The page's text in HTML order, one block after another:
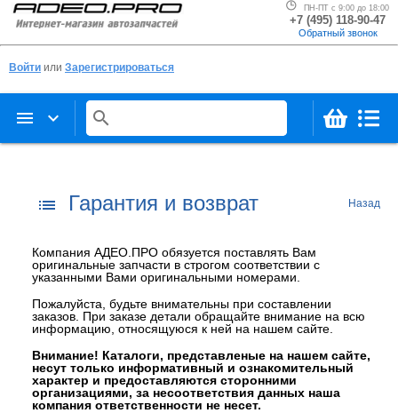
ПН-ПТ с 9:00 до 18:00
+7 (495) 118-90-47
Обратный звонок
Войти или Зарегистрироваться
menu keyboard_arrow_down search
list Гарантия и возврат Назад
Компания АДЕО.ПРО обязуется поставлять Вам
оригинальные запчасти в строгом соответствии с
указанными Вами оригинальными номерами.
Пожалуйста, будьте внимательны при составлении
заказов. При заказе детали обращайте внимание на всю
информацию, относящуюся к ней на нашем сайте.
Внимание! Каталоги, представленые на нашем сайте,
несут только информативный и ознакомительный
характер и предоставляются сторонними
организациями, за несоответствия данных наша
компания ответственности не несет.